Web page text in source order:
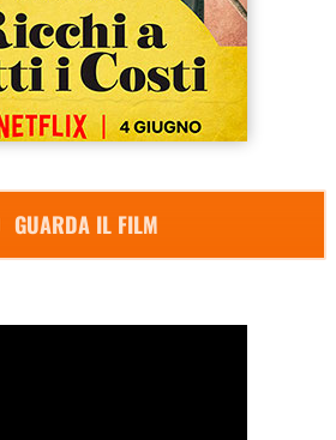
GUARDA IL FILM